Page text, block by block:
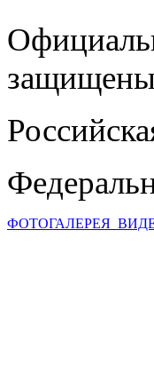
ФОТОГАЛЕРЕЯ